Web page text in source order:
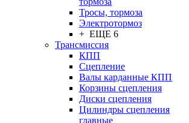
Тросы, тормоза
Электротормоз
+ ЕЩЕ 6
Трансмиссия
КПП
Сцепление
Валы карданные КПП
Корзины сцепления
Диски сцепления
Цилиндры сцепления
главные